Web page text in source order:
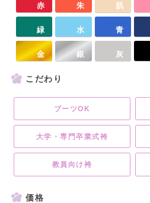
赤 朱 肌
緑 水 青
金 銀 灰
こだわり
ブーツOK
大学・専門卒業式袴
教員向け袴
価格